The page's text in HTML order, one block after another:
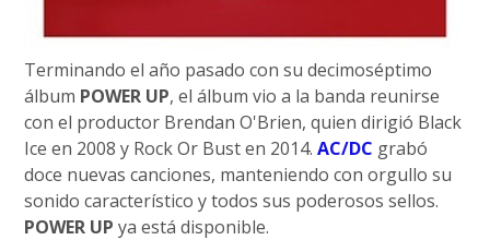
Terminando el año pasado con su decimoséptimo
álbum POWER UP, el álbum vio a la banda reunirse
con el productor Brendan O'Brien, quien dirigió Black
Ice en 2008 y Rock Or Bust en 2014.AC/DC grabó
doce nuevas canciones, manteniendo con orgullo su
sonido característico y todos sus poderosos sellos.
POWER UP ya está disponible.